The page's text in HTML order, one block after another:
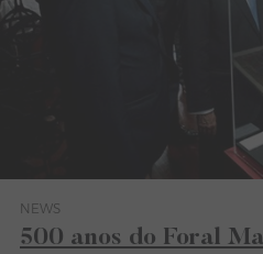
Category News
NEWS
500 anos do Foral